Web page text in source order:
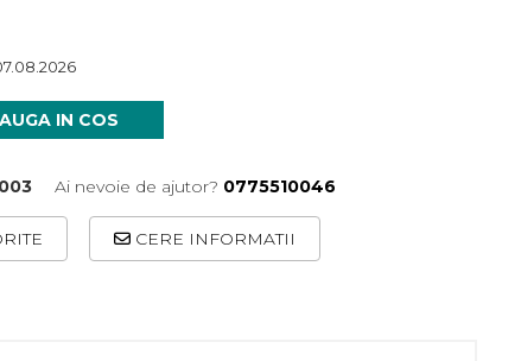
IN COS
Ai nevoie de ajutor? 0775510046
CERE INFORMATII